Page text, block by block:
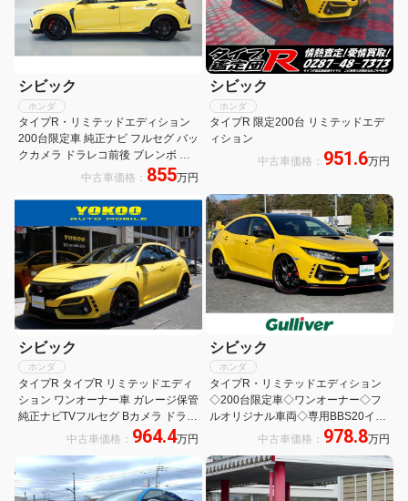
シビック
ホンダ
タイプR・リミテッドエディション
200台限定車 純正ナビ フルセグ バッ
クカメラ ドラレコ前後 ブレンボ レ
ーンアシスト ホンダセンシング 無限
中古車価格： 855万円
シビック
ホンダ
タイプR 限定200台 リミテッドエデ
ィション
中古車価格： 951.6万円
シビック
ホンダ
タイプR タイプR リミテッドエディ
ション ワンオーナー車 ガレージ保管
純正ナビTVフルセグ Bカメラ ドラレ
中古車価格： 964.4万円
シビック
ホンダ
タイプR・リミテッドエディション
◇200台限定車◇ワンオーナー◇フ
ルオリジナル車両◇専用BBS20イン
チAW◇純正ブレンボブレーキ◇純
正SDナビ/フルセグTV◇バックカメ
ラ◇純正前後ドライブレコーダー◇
ホンダセンシング
中古車価格： 978.8万円